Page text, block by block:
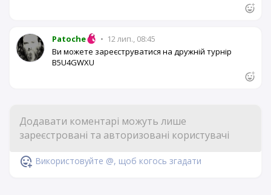
Patoche • 12 лип., 08:45
Ви можете зареєструватися на дружній турнір
B5U4GWXU
Використовуйте @, щоб когось згадати